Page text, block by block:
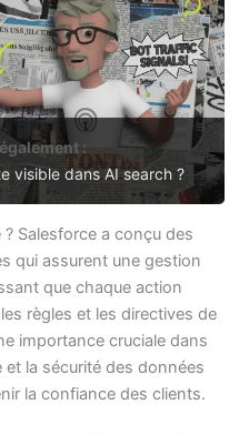
:
visible dans AI search ?
? Salesforce a conçu des
qui assurent une gestion
que chaque action
règles et les directives de
importance cruciale dans
la sécurité des données
la confiance des clients.